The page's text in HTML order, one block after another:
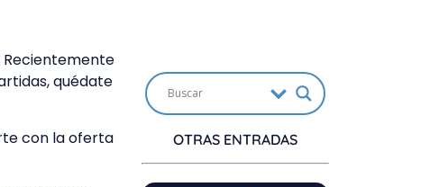
Recientemente
quédate
con la oferta
OTRAS ENTRADAS